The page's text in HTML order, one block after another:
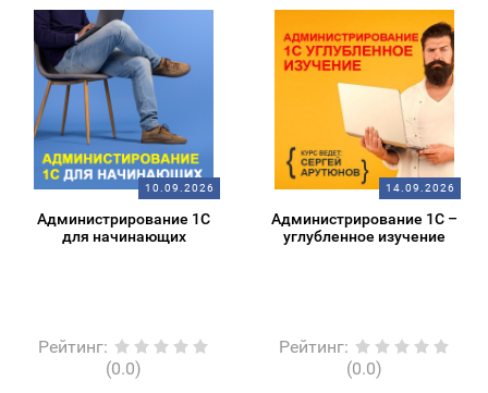
10.09.2026
Администрирование 1С
для начинающих
Рейтинг:
(0.0)
14.09.2026
Администрирование 1С –
углубленное изучение
Рейтинг:
(0.0)